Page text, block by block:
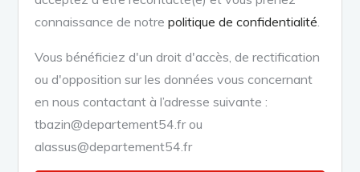
connaissance de notrepolitique de confidentialité
Vous bénéficiez d'un droit d'accès, de rectification
ou d'opposition sur les données vous concernant
en nous contactant à l’adresse suivante :
tbazin@departement54.fr ou
alassus@departement54.fr